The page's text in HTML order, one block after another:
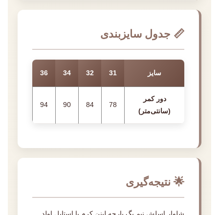
📏 جدول سایزبندی
سایز 31
32
34
36
دور کمر
(سانتی‌متر)
78
84
90
94
🌟 نتیجه‌گیری